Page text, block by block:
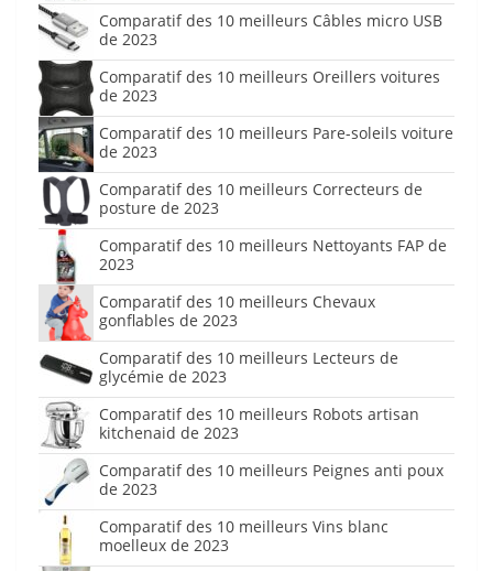
Comparatif des 10 meilleurs Câbles micro USB
de 2023
Comparatif des 10 meilleurs Oreillers voitures
de 2023
Comparatif des 10 meilleurs Pare-soleils voiture
de 2023
Comparatif des 10 meilleurs Correcteurs de
posture de 2023
Comparatif des 10 meilleurs Nettoyants FAP de
2023
Comparatif des 10 meilleurs Chevaux
gonflables de 2023
Comparatif des 10 meilleurs Lecteurs de
glycémie de 2023
Comparatif des 10 meilleurs Robots artisan
kitchenaid de 2023
Comparatif des 10 meilleurs Peignes anti poux
de 2023
Comparatif des 10 meilleurs Vins blanc
moelleux de 2023